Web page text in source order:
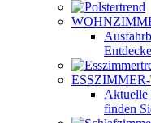
Aktuelle
finden